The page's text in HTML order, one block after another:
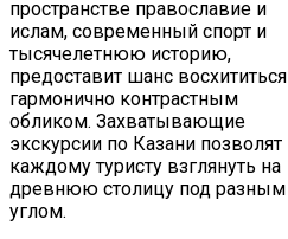
пространстве православие и
ислам, современный спорт и
тысячелетнюю историю,
предоставит шанс восхититься
гармонично контрастным
обликом. Захватывающие
экскурсии по Казани позволят
каждому туристу взглянуть на
древнюю столицу под разным
углом.